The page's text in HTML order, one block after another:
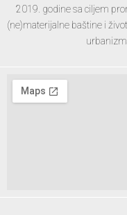
2019. godine sa ciljem
(ne)materijalne baštine i